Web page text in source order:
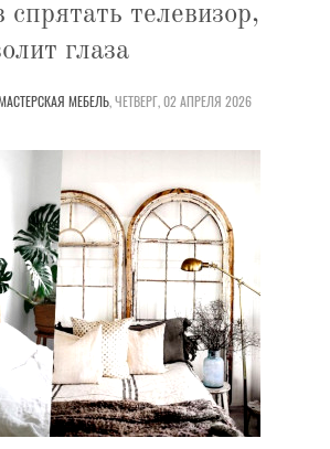
телевизор,
глаза
МЕБЕЛЬ,ЧЕТВЕРГ, 02 АПРЕЛЯ 2026